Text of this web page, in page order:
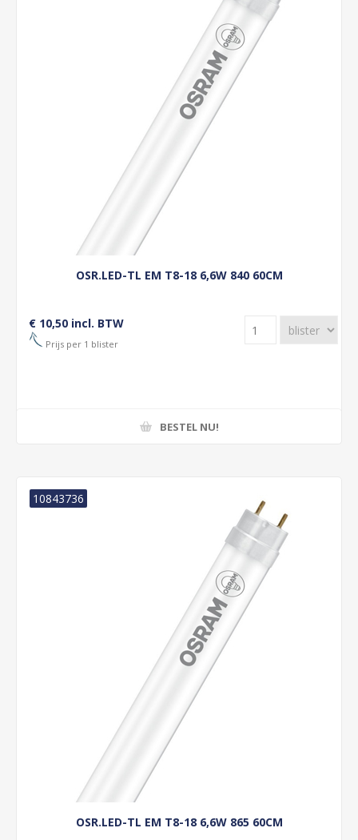
OSR.LED-TL EM T8-18 6,6W 840 60CM
€ 10,50 incl. BTW
Prijs per 1 blister
BESTEL NU!
OSR.LED-TL EM T8-18 6,6W 865 60CM
10843736